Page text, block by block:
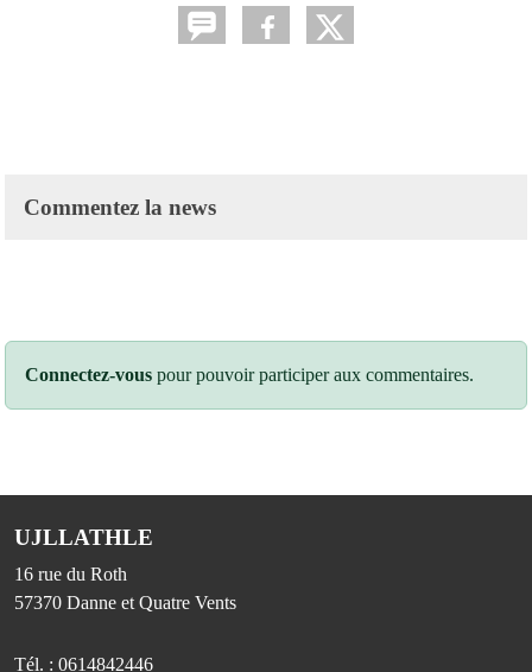
Commentez la news
Connectez-vous pour pouvoir participer aux commentaires.
UJLLATHLE
16 rue du Roth
57370 Danne et Quatre Vents
Tél. : 0614842446